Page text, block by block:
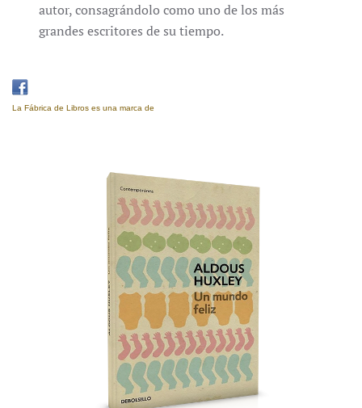
autor, consagrándolo como uno de los más
grandes escritores de su tiempo.
La Fábrica de Libros es una marca de